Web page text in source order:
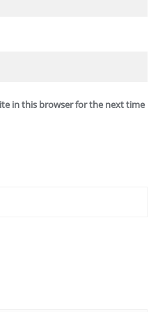
in this browser for the next time